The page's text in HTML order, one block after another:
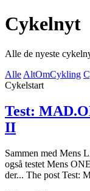
Cykelnyt
Alle de nyeste
Alle AltOmCykling
Cykelstart
Test:
II
Sammen med Mens
også testet Mens
der... The post Test: